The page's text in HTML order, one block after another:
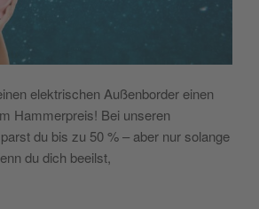
elektrischen Außenborder einen
Hammerpreis! Bei unseren
du bis zu 50 % – aber nur solange
du dich beeilst,